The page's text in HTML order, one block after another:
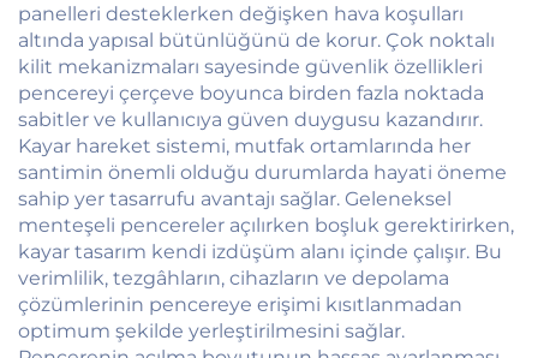
panelleri desteklerken değişken hava koşulları
altında yapısal bütünlüğünü de korur. Çok noktalı
kilit mekanizmaları sayesinde güvenlik özellikleri
pencereyi çerçeve boyunca birden fazla noktada
sabitler ve kullanıcıya güven duygusu kazandırır.
Kayar hareket sistemi, mutfak ortamlarında her
santimin önemli olduğu durumlarda hayati öneme
sahip yer tasarrufu avantajı sağlar. Geleneksel
menteşeli pencereler açılırken boşluk gerektirirken,
kayar tasarım kendi izdüşüm alanı içinde çalışır. Bu
verimlilik, tezgâhların, cihazların ve depolama
çözümlerinin pencereye erişimi kısıtlanmadan
optimum şekilde yerleştirilmesini sağlar.